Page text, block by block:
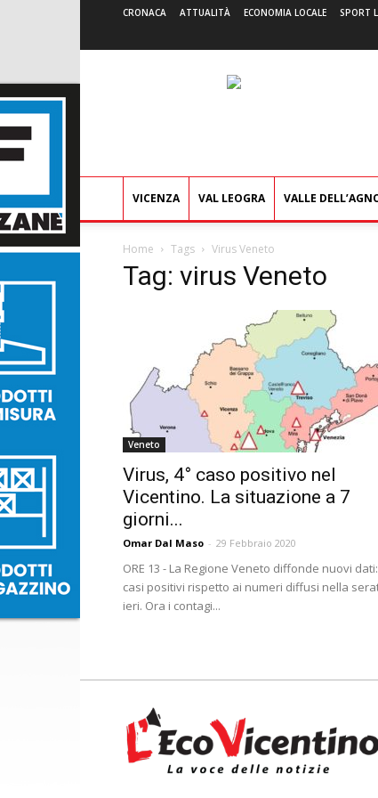
CRONACA ATTUALITÀ ECONOMIA LOCALE SPORT
VICENZA VAL LEOGRA VALLE
Home Tags Virus Veneto
Tag: virus Veneto
Veneto
Virus, 4° caso positivo nel
Vicentino. La situazione a 7
giorni...
Omar Dal Maso - 29 Febbraio 2020
ORE 13 - La Regione Veneto diffonde nuovi
casi positivi rispetto ai numeri diffusi nella
ieri. Ora i contagi...